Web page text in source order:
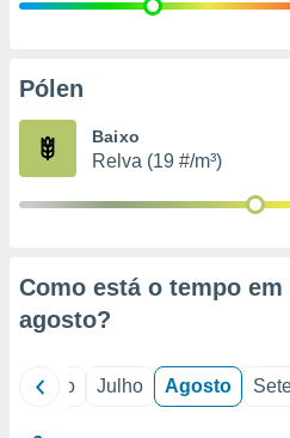
e
de
Pólen
Baixo
Relva (19 #/m³)
Como está o tempo
agosto?
Junho Julho Agosto